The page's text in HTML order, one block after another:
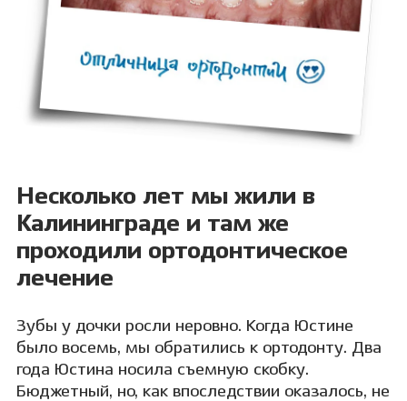
Несколько лет мы жили в
Калининграде и там же
проходили ортодонтическое
лечение
Зубы у дочки росли неровно. Когда Юстине
было восемь, мы обратились к ортодонту. Два
года Юстина носила съемную скобку.
Бюджетный, но, как впоследствии оказалось, не